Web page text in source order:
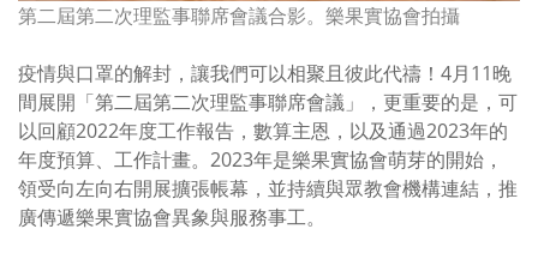
第二屆第二次理監事聯席會議合影。樂果實協會拍攝
疫情與口罩的解封，讓我們可以相聚且彼此代禱！ 4月11晚
間展開「第二屆第二次理監事聯席會議」，更重要的是，可
以回顧2022年度工作報告，數算主恩，以及通過2023年的
年度預算、工作計畫。 2023年是樂果實協會萌芽的開始，
領受向左向右開展擴張帳幕，並持續與眾教會機構連結，推
廣傳遞樂果實協會異象與服務事工。